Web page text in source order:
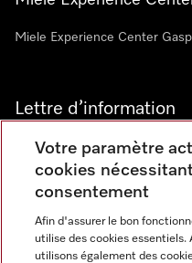
Miele Experience Center
Lettre d’information
Langue
Votre paramètre
cookies
consentement
Afin d'assurer le bon
utilise des cookies
utilisons également des